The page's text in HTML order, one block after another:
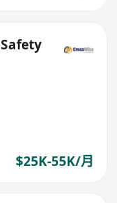
$25K-55K/月